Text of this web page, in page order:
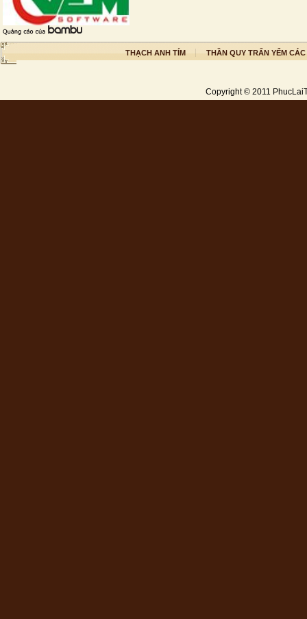
THẠCH ANH TÍM THẦN QUY TRẤN YỂM
Copyright © 2011